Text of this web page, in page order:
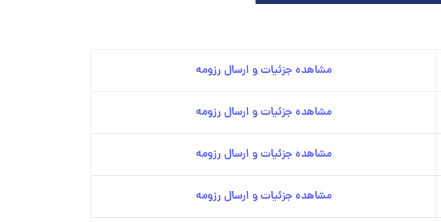
مشاهده جزئیات و ارسال رزومه
مشاهده جزئیات و ارسال رزومه
مشاهده جزئیات و ارسال رزومه
مشاهده جزئیات و ارسال رزومه